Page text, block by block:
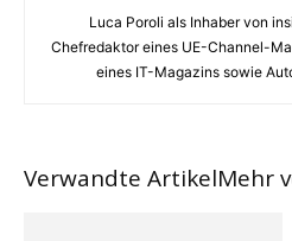
Luca Poroli als Inhaber von
Chefredaktor eines UE-Channel-
eines IT-Magazins sowie
Verwandte ArtikelMehr